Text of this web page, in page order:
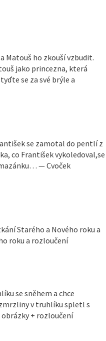
Matouš ho zkouší vzbudit.
jako princezna, která
se za své brýle a
se zamotal do pentlí z
co František vykoledoval,se
— Cvoček
Starého a Nového roku a
roku a rozloučení
se sněhem a chce
v truhlíku spletl s
+ rozloučení